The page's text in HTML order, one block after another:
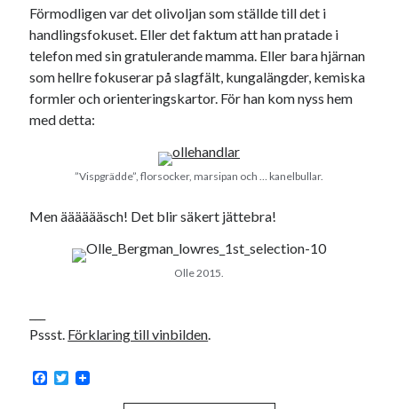
Förmodligen var det olivoljan som ställde till det i
handlingsfokuset. Eller det faktum att han pratade i
telefon med sin gratulerande mamma. Eller bara hjärnan
som hellre fokuserar på slagfält, kungalängder, kemiska
formler och orienteringskartor. För han kom nyss hem
med detta:
”Vispgrädde”, florsocker, marsipan och … kanelbullar.
Men ääääääsch! Det blir säkert jättebra!
Olle 2015.
Pssst. Förklaring till vinbilden.
F
T